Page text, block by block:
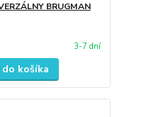
BRUGMAN
3-7 dní
košíka